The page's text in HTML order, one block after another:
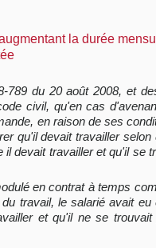
la durée
du 20 août 2008, et
civil, qu'en cas
en raison de ses
qu'il devait travailler
devait travailler et qu'il se
en contrat à temps
travail, le salarié avait
et qu'il ne se